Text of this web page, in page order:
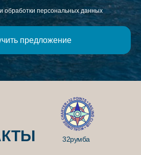
обработки персональных данных
предложение
32румба